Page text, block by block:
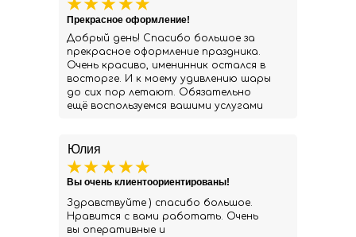
Юлия
Здравствуйте ) спасибо большое.
Нравится с вами работать. Очень
вы оперативные и
Вы очень клиентоориентированы!
Добрый день! Спасибо большое за
прекрасное оформление праздника.
Очень красиво, именинник остался в
восторге. И к моему удивлению шары
до сих пор летают. Обязательно
ещё воспользуемся вашими услугами
Прекрасное оформление!